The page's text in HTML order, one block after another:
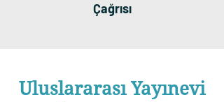
Çağrısı
Uluslararası Yayınevi